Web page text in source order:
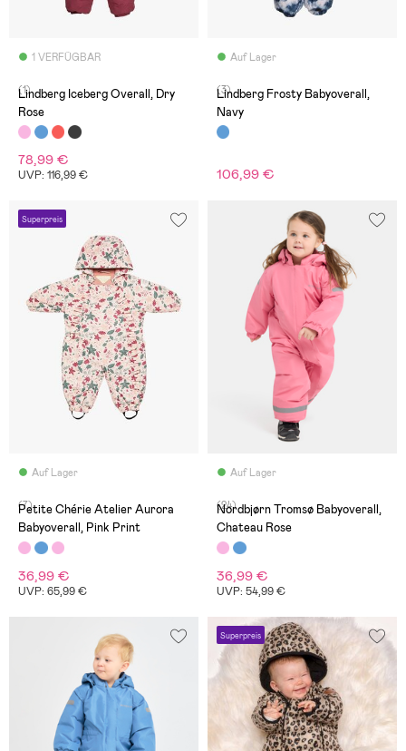
1 VERFÜGBAR
(1)
Lindberg Iceberg Overall, Dry
Rose
78,99 €
UVP: 116,99 €
Auf Lager
(3)
Lindberg Frosty Babyoverall,
Navy
106,99 €
Superpreis
Auf Lager
(7)
Petite Chérie Atelier Aurora
Babyoverall, Pink Print
36,99 €
UVP: 65,99 €
Auf Lager
(24)
Nordbjørn Tromsø Babyoverall,
Chateau Rose
36,99 €
UVP: 54,99 €
Superpreis